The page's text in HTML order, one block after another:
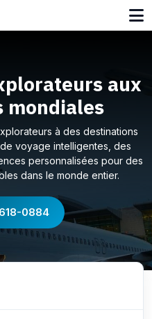
aux
mondiales
à des destinations
voyage intelligentes, des
personnalisées pour des
dans le monde entier.
0884